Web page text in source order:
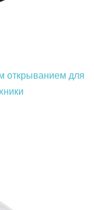
открыванием для